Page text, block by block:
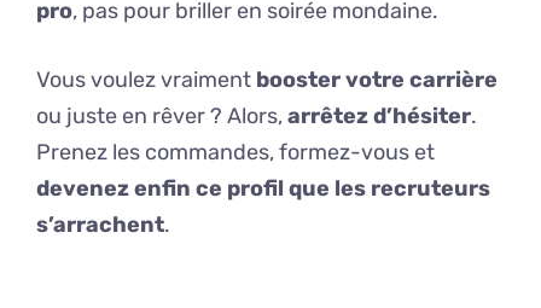
pro, pas pour briller en soirée mondaine.
Vous voulez vraiment booster votre carrière
ou juste en rêver ? Alors,arrêtez d’hésiter.
Prenez les commandes, formez-vous et
devenez enfin ce profil que les recruteurs
s’arrachent.